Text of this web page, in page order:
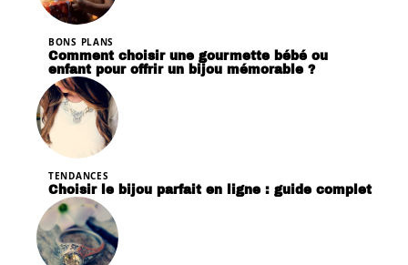
BONS PLANS
Comment choisir une gourmette bébé ou
enfant pour offrir un bijou mémorable ?
TENDANCES
Choisir le bijou parfait en ligne : guide complet